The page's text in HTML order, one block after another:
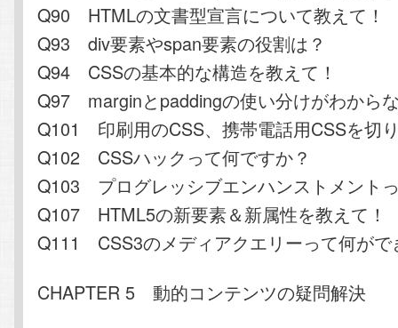
Q90 HTMLの文書型宣言について教えて！
Q93 div要素やspan要素の役割は？
Q94 CSSの基本的な構造を教えて！
Q97 marginとpaddingの使い分けがわから
Q101 印刷用のCSS、携帯電話用CSSを切
Q102 CSSハックって何ですか？
Q103 プログレッシブエンハンストメント
Q107 HTML5の新要素＆新属性を教えて！
Q111 CSS3のメディアクエリーって何がで
CHAPTER 5 動的コンテンツの疑問解決